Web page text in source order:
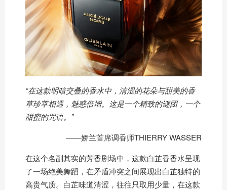
“在这款明暗交叠的香水中，清涩的花朵与甜美的香
草珍萃相遇，魅惑倍增。这是一个精致的谜团，一个
甜蜜的咒语。”
——娇兰首席调香师THIERRY WASSER
在这个名副其实的芳香剧场中，这款白芷香香水呈现
了一场绝美舞蹈，在矛盾冲突之间展现出白芷独特的
高贵气质。白芷味道清涩，往往只取用少量，在这款